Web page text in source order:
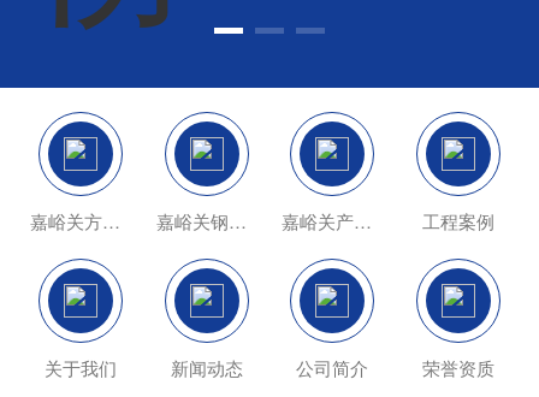
嘉峪关方柱扣 嘉峪关钢跳板 嘉峪关产品中心 工程案例
关于我们 新闻动态 公司简介 荣誉资质